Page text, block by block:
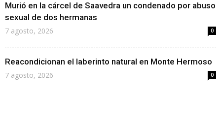
Murió en la cárcel de Saavedra un condenado por abuso
sexual de dos hermanas
7 agosto, 2026 0
Reacondicionan el laberinto natural en Monte Hermoso
7 agosto, 2026 0